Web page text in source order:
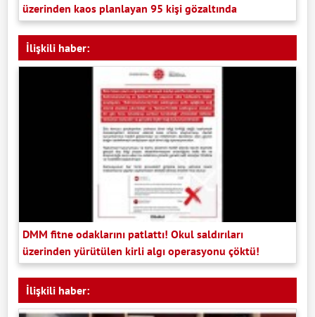
üzerinden kaos planlayan 95 kişi gözaltında
İlişkili haber:
DMM fitne odaklarını patlattı! Okul saldırıları
üzerinden yürütülen kirli algı operasyonu çöktü!
İlişkili haber: